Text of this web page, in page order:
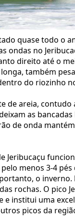
quase todo o
ondas no
direito até o
também
do riozinho
de areia, contudo
as
de onda
Jeribucaçu
menos 3-4
o inverno.
rochas. O pico
e institui uma
picos da